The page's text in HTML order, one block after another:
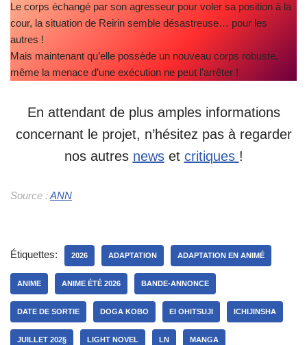
Le corps échangé par son agresseur pour voler sa position à la
cour, la situation de Reirin semble désastreuse… pour les
autres !
Mais maintenant qu’elle possède un nouveau corps robuste,
même la menace d’une exécution ne peut l’arrêter !
En attendant de plus amples informations
concernant le projet, n’hésitez pas à regarder
nos autres newset critiques !
Source :ANN
Étiquettes: 2026 ADAPTATION ADAPTATION EN ANIMÉ
ANIME ANIME ÉTÉ 2026 BANDE-ANNONCE
DATE DE SORTIE DOGA KOBO EI OHITSUJI ICHIJINSHA
JUILLET 202§ LIGHT NOVEL LN MANGA